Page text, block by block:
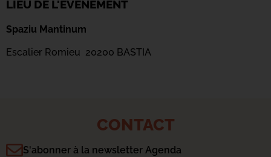
LIEU DE L'ÉVÉNEMENT
Spaziu Mantinum
Escalier Romieu 20200 BASTIA
CONTACT
S'abonner à la newsletter Agenda